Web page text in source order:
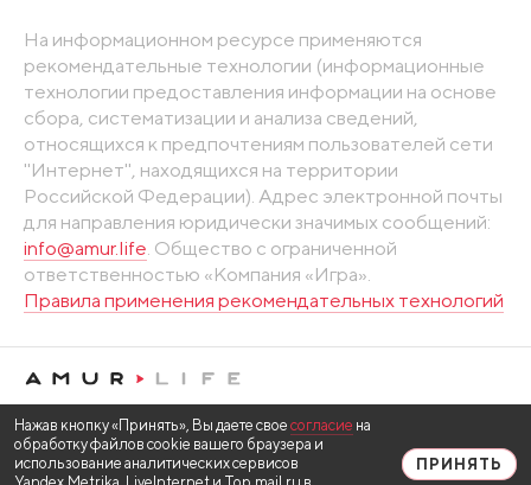
На информационном ресурсе применяются
рекомендательные технологии (информационные
технологии предоставления информации на основе
сбора, систематизации и анализа сведений,
относящихся к предпочтениям пользователей сети
"Интернет", находящихся на территории
Российской Федерации). Адрес электронной почты
для направления юридически значимых сообщений:
info@amur.life . Общество с ограниченной
ответственностью «Компания «Игра».
Правила применения рекомендательных технологий
Нажав кнопку «Принять», Вы даете свое согласие на
обработку файлов cookie вашего браузера и
использование аналитических сервисов
ПРИНЯТЬ